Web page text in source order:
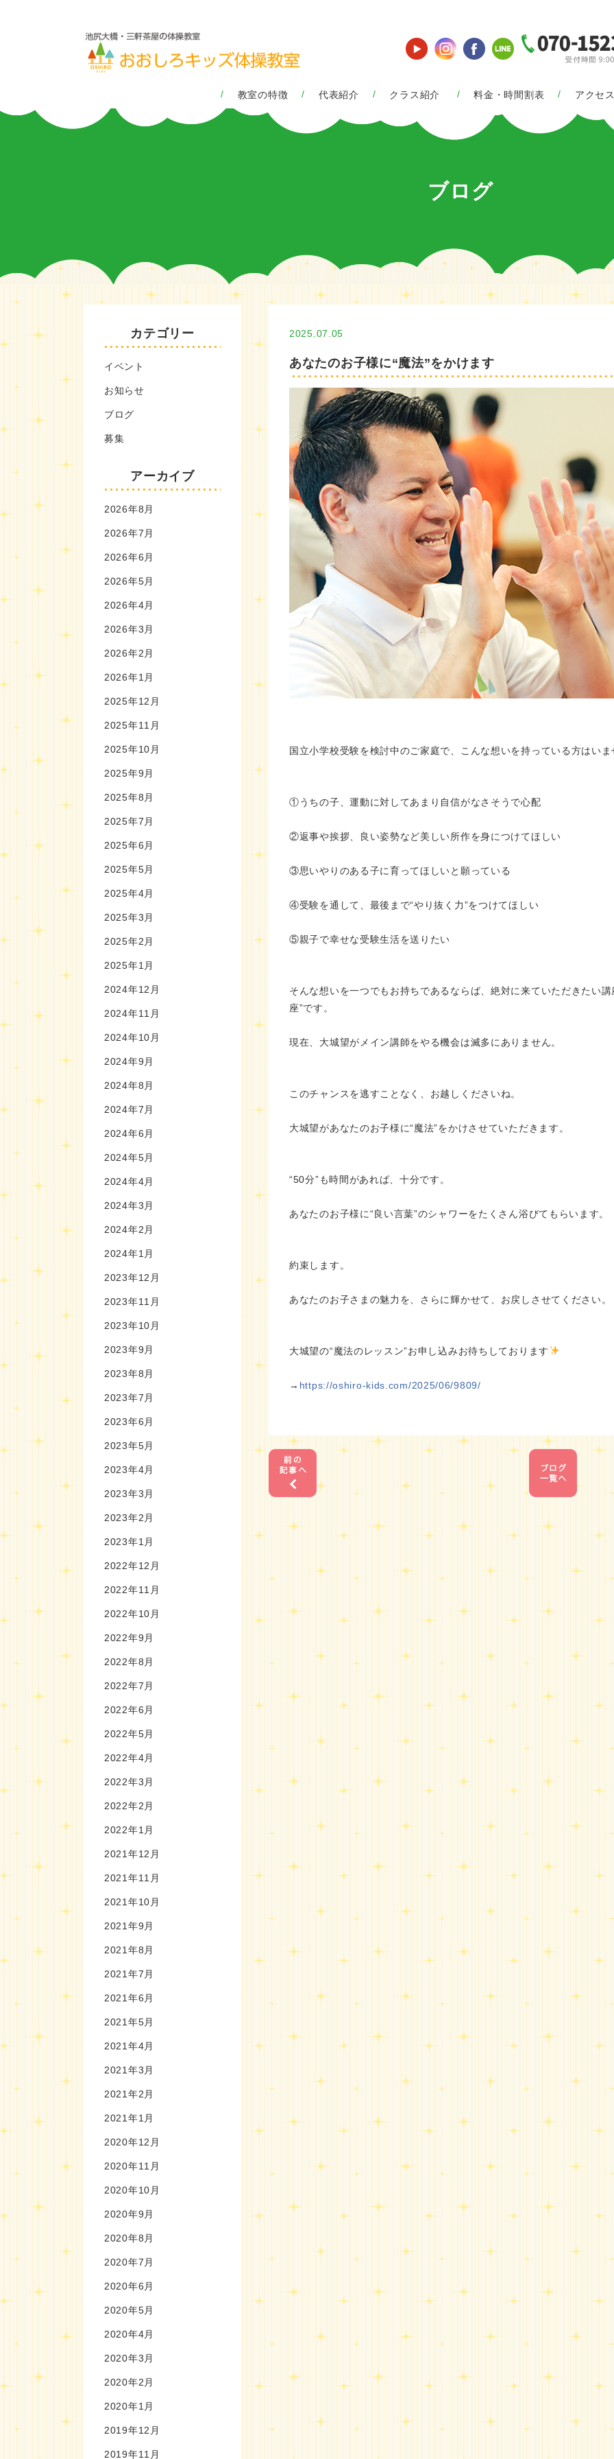
教室の特徴 代表紹介 クラス紹介 料金・時間割表 アクセ
ブログ
カテゴリー
イベント
お知らせ
ブログ
募集
アーカイブ
2026年8月
2026年7月
2026年6月
2026年5月
2026年4月
2026年3月
2026年2月
2026年1月
2025年12月
2025年11月
2025年10月
2025年9月
2025年8月
2025年7月
2025年6月
2025年5月
2025年4月
2025年3月
2025年2月
2025年1月
2024年12月
2024年11月
2024年10月
2024年9月
2024年8月
2024年7月
2024年6月
2024年5月
2024年4月
2024年3月
2024年2月
2024年1月
2023年12月
2023年11月
2023年10月
2023年9月
2023年8月
2023年7月
2023年6月
2023年5月
2023年4月
2023年3月
2023年2月
2023年1月
2022年12月
2022年11月
2022年10月
2022年9月
2022年8月
2022年7月
2022年6月
2022年5月
2022年4月
2022年3月
2022年2月
2022年1月
2021年12月
2021年11月
2021年10月
2021年9月
2021年8月
2021年7月
2021年6月
2021年5月
2021年4月
2021年3月
2021年2月
2021年1月
2020年12月
2020年11月
2020年10月
2020年9月
2020年8月
2020年7月
2020年6月
2020年5月
2020年4月
2020年3月
2020年2月
2020年1月
2019年12月
2019年11月
2025.07.05
あなたのお子様に“魔法”をかけます
国立小学校受験を検討中のご家庭で、こんな想いを持っている方はい
①うちの子、運動に対してあまり自信がなさそうで心配
②返事や挨拶、良い姿勢など美しい所作を身につけてほしい
③思いやりのある子に育ってほしいと願っている
④受験を通して、最後まで“やり抜く力”をつけてほしい
⑤親子で幸せな受験生活を送りたい
そんな想いを一つでもお持ちであるならば、絶対に来ていただきたい
座”です。
現在、大城望がメイン講師をやる機会は滅多にありません。
このチャンスを逃すことなく、お越しくださいね。
大城望があなたのお子様に“魔法”をかけさせていただきます。
“50分”も時間があれば、十分です。
あなたのお子様に“良い言葉”のシャワーをたくさん浴びてもらいます。
約束します。
あなたのお子さまの魅力を、さらに輝かせて、お戻しさせてください。
大城望の“魔法のレッスン”お申し込みお待ちしております
→ https://oshiro-kids.com/2025/06/9809/